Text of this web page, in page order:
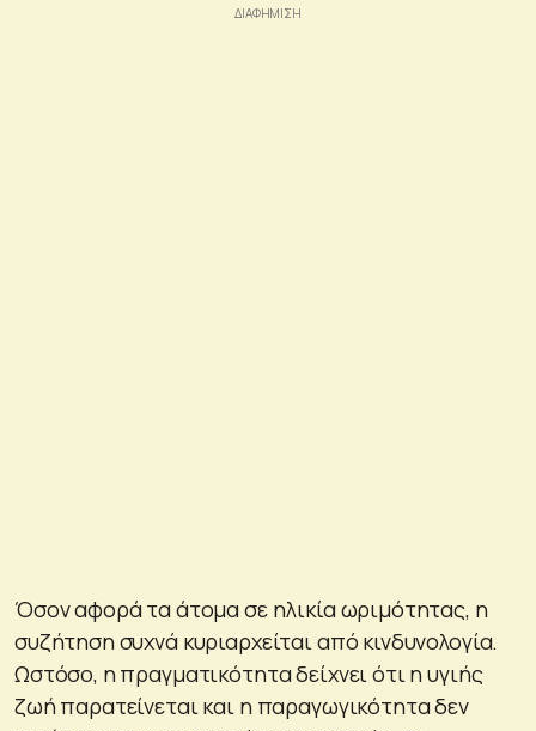
Όσον αφορά τα άτομα σε ηλικία ωριμότητας, η
συζήτηση συχνά κυριαρχείται από κινδυνολογία.
Ωστόσο, η πραγματικότητα δείχνει ότι η υγιής
ζωή παρατείνεται και η παραγωγικότητα δεν